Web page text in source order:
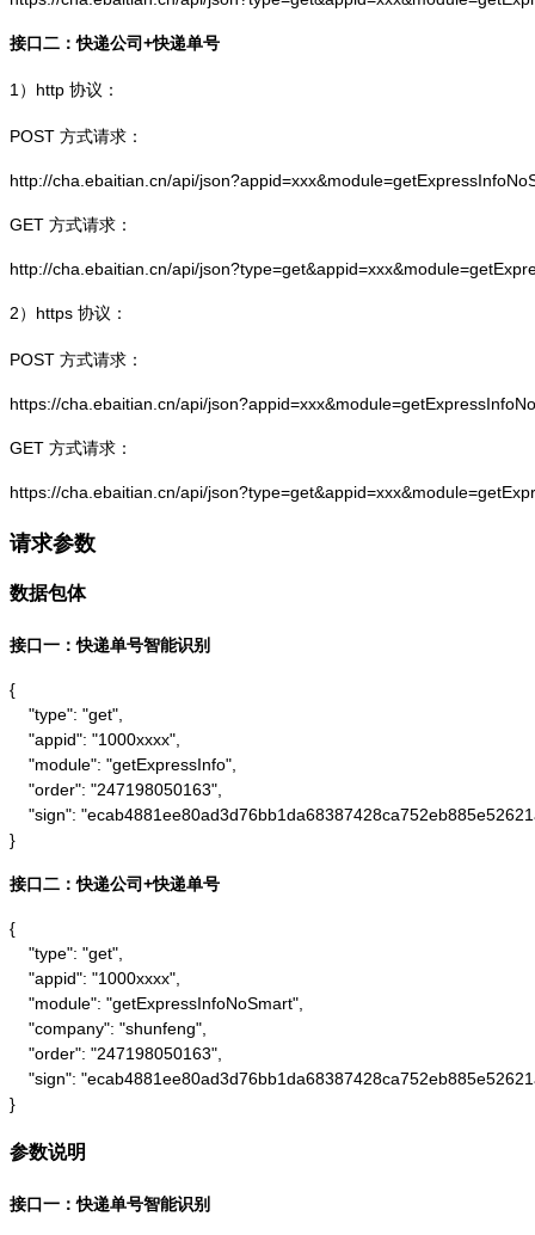
接口二：快递公司+快递单号
1） http 协议：
POST 方式请求：
http://cha.ebaitian.cn/api/
GET 方式请求：
http://cha.ebaitian.cn/api/
2） https 协议：
POST 方式请求：
https://cha.ebaitian.cn/api/
GET 方式请求：
https://cha.ebaitian.cn/api/
请求参数
数据包体
接口一：快递单号智能识别
{
    "type": "get",
    "appid": "1000xxxx",
    "module": "getExpressInfo",
    "order": "247198050163",
"sign":
}
接口二：快递公司+快递单号
{
    "type": "get",
    "appid": "1000xxxx",
    "module": "getExpressInfoNoSmart",
    "company": "shunfeng",
    "order": "247198050163",
"sign":
}
参数说明
接口一：快递单号智能识别